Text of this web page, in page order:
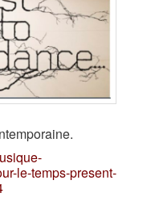
le-temps-present-